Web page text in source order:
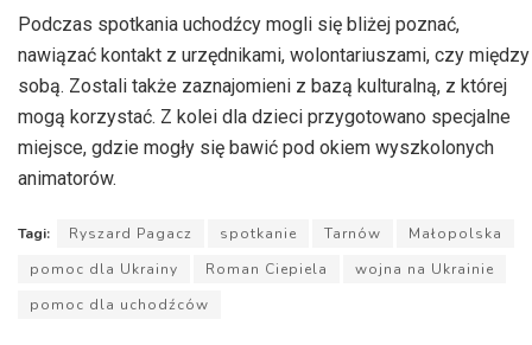
dźwiękowych
Podczas spotkania uchodźcy mogli się bliżej poznać,
nawiązać kontakt z urzędnikami, wolontariuszami, czy między
sobą. Zostali także zaznajomieni z bazą kulturalną, z której
mogą korzystać. Z kolei dla dzieci przygotowano specjalne
miejsce, gdzie mogły się bawić pod okiem wyszkolonych
animatorów.
Tagi: Ryszard Pagacz spotkanie Tarnów
Małopolska
pomoc dla Ukrainy
Roman Ciepiela
wojna na Ukrainie
pomoc dla uchodźców